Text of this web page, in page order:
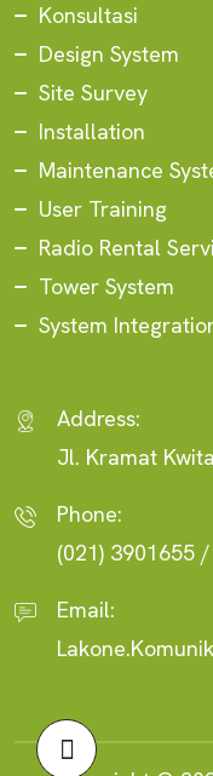
Konsultasi
Design System
Site Survey
Installation
Maintenance
User Training
Radio Rental
Tower System
System
Address:
Jl. Kramat
Phone:
(021) 3901655
Email: